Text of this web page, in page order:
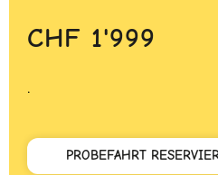
CHF 1'999
.
PROBEFAHRT